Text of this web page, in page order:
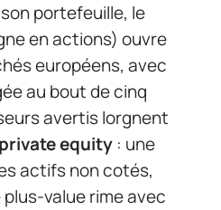
portefeuille, le
en actions) ouvre
européens, avec
au bout de cinq
avertis lorgnent
private equity : une
actifs non cotés,
value rime avec